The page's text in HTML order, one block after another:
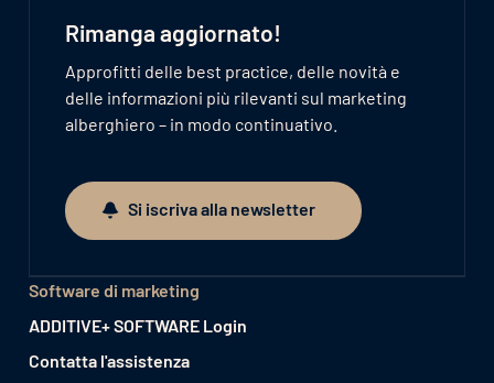
Rimanga aggiornato!
Approfitti delle best practice, delle novità e
delle informazioni più rilevanti sul marketing
alberghiero – in modo continuativo.
Si iscriva alla newsletter
Si iscriva alla newsletter
Software di marketing
ADDITIVE+ SOFTWARE Login
Contatta l'assistenza